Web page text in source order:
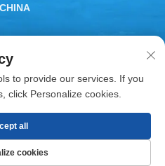
2025 от XIAMEN BESTYN
CO., LTD. Политика за
to provide our services. If you
click Personalize cookies.
cookies
all